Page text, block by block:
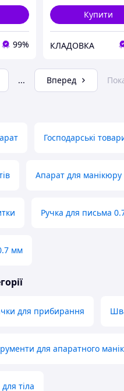
99%
Купити
КЛАДОВКА
... Вперед
Господарські
Апарат для манікюру
Ручка для письма
мм
для прибирання
для апаратного
тіла